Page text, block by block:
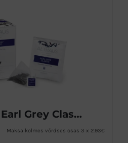
Althaus Royal Earl Grey Classic must tee
Maksa kolmes võrdses osas 3 x 2.93€